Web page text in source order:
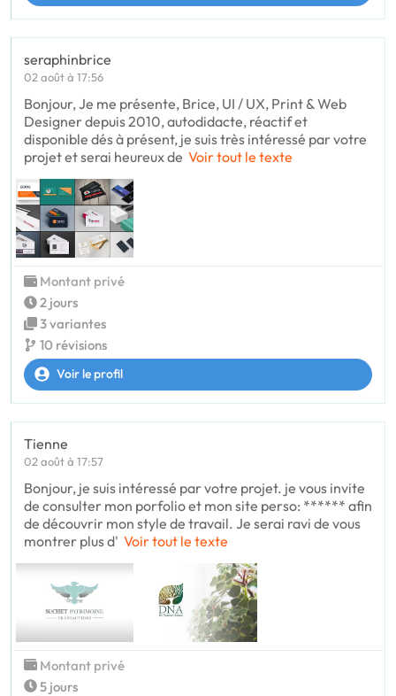
seraphinbrice
02 août à 17:56
Bonjour, Je me présente, Brice, UI / UX, Print & Web
Designer depuis 2010, autodidacte, réactif et
disponible dés à présent, je suis très intéressé par votre
projet et serai heureux de Voir tout le texte
Montant privé
2 jours
3 variantes
10 révisions
Voir le profil
Tienne
02 août à 17:57
Bonjour, je suis intéressé par votre projet. je vous invite
de consulter mon porfolio et mon site perso: ****** afin
de découvrir mon style de travail. Je serai ravi de vous
montrer plus d' Voir tout le texte
Montant privé
5 jours